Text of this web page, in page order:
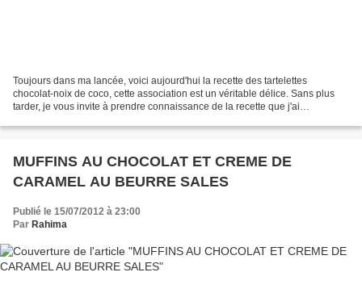
Toujours dans ma lancée, voici aujourd'hui la recette des tartelettes
chocolat-noix de coco, cette association est un véritable délice. Sans plus
tarder, je vous invite à prendre connaissance de la recette que j'ai
MUFFINS AU CHOCOLAT ET CREME DE
CARAMEL AU BEURRE SALES
Publié le 15/07/2012 à 23:00
Par Rahima